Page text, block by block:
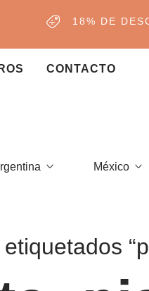
18% DE
CONTACTO
México